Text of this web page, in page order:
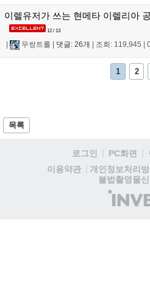
이렐유저가 쓰는 현메타 이렐리아
12 / 13
무쌍트롤 댓글: 26개 조회: 119,945
1 2
목록
로그인 PC화면
이용약관
개인정보처리방
불법촬영물
(주)
인